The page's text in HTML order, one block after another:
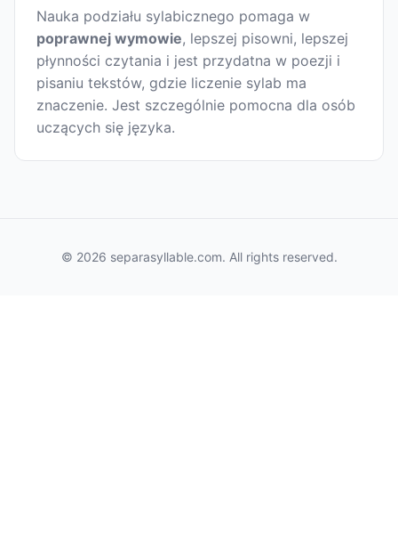
Nauka podziału sylabicznego pomaga w
poprawnej wymowie, lepszej pisowni, lepszej
płynności czytania i jest przydatna w poezji i
pisaniu tekstów, gdzie liczenie sylab ma
znaczenie. Jest szczególnie pomocna dla osób
uczących się języka.
© 2026 separasyllable.com. All rights reserved.